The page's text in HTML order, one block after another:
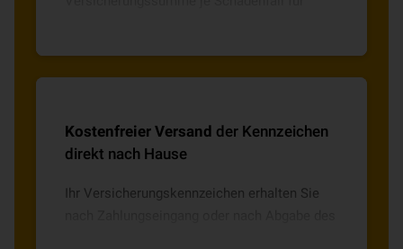
Kostenfreier Versand der Kennzeichen
direkt nach Hause
Ihr Versicherungskennzeichen erhalten Sie